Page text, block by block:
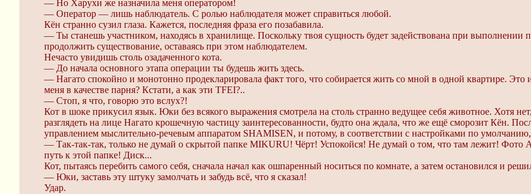
— Но Харухи же назначила меня оператором!
— Оператор — лишь наблюдатель. С ролью наблюдателя может справиться любой.
Кён странно сузил глаза. Кажется, последняя фраза его позабавила.
— Ты станешь участником, находясь в хранилище. Поскольку твоя сущность будет задействована при выполнении
продолжить существование, оставаясь при этом наблюдателем.
Нечасто увидишь столь озадаченного кота.
— До начала основного этапа операции ты будешь жить здесь.
— Нагато спокойно и монотонно продекларировала факт того, что собирается жить со мной в одной квартире. Это
меня в качестве парня? Кстати, а как эти TFEI?..
— Стоп, я что, говорю это вслух?!
Кот в шоке прикусил язык. Юки без всякого выражения смотрела на столь странно ведущее себя животное. Хотя
разглядеть на лице Нагато крошечную частицу заинтересованности, будто она ждала, что же ещё сморозит Кён.
управлением мыслительно-речевым аппаратом SHAMISEN, и потому, в соответствии с настройками по
— Так-так-так, только не думай о скрытой папке MIKURU! Чёрт! Успокойся! Не думай о том, что там лежит!
путь к этой папке! Диск...
Кот, пытаясь перебить самого себя, сначала начал как ошпаренный носиться по комнате, а затем остановился и
— Юки, заставь эту штуку замолчать и забудь всё, что я сказал!
Удар.